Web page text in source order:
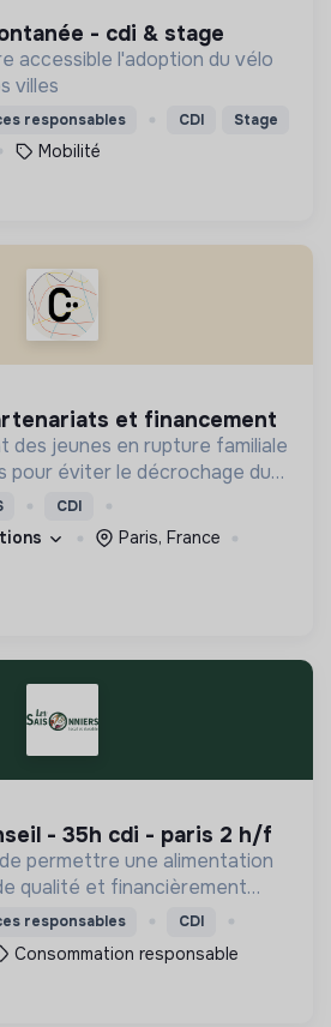
- cdi & stage
accessible l'adoption du vélo
villes
responsables CDI Stage
Mobilité
et financement
des jeunes en rupture familiale
pour éviter le décrochage du
et le glissement vers
CDI
Paris, France
- 35h cdi - paris 2 h/f
permettre une alimentation
qualité et financièrement
responsables CDI
Consommation responsable